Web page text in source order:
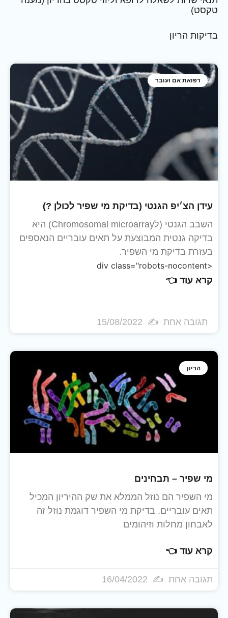
טקסט)
בדיקות הריון
רפואת אם ועובר
עידן הצ׳יפ הגנטי (בדיקת מי שפיר לכולן ?)
השבב הגנטי (לChromosomal microarray) היא
בדיקה גנטית המבוצעת על תאים עובריים הנאספים
בעזרת בדיקת מי השפיר.
<div class="robots-nocontent
קרא עוד 👈
תגובה אחת
הריון
מי שפיר – תבחינים
מי השפיר הם נוזל הממלא את שק ההיריון המכיל
תאים עובריים. בדיקת מי השפיר דוגמת נוזל זה
לאבחון מחלות וזיהומים
קרא עוד 👈
תגובה אחת